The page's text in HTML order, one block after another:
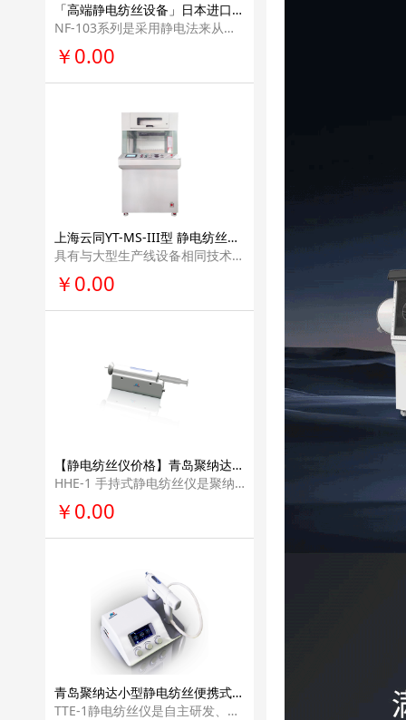
「高端静电纺丝设备」日本进口MECC纳米静电纺丝机NF-103高端高校纳米纤维静电纺丝科研单位实验室设备
NF-103系列是采用静电法来从事纳米纤维纺织的高端机型。 可升级，并具有世界 上最先进纳米纤维纺丝技术的设备。
￥0.00
上海云同YT-MS-III型 静电纺丝实验室设备纳米纤维科研单位实验室设备仪器
具有与大型生产线设备相同技术的螺旋无针纺纳米 纤维发生系统。该设备采用两个螺杆作为纺丝电极进行纺丝，可方便快捷的调节两个纺 丝电极的间距，以及与接收极的间距。
￥0.00
【静电纺丝仪价格】青岛聚纳达纳手持式纳米纤维静电纺丝仪画个小型便携型教学科普学校科研医疗多功能实验室电纺丝设备HHE-1
HHE-1 手持式静电纺丝仪是聚纳达科技有限公司研发制作，专用于实验室的便携手持 装置，其大小等同于手机，小巧轻便，方便携带，可用于静电纺丝前期实验、课堂演示 或学生创新性试验，还可应用于伤口敷料制备，能及时对伤口进行保护。
￥0.00
青岛聚纳达小型静电纺丝便携式轻型纳米纤维仪器学校教学用医疗美容科研单位实验室电纺丝设备TTE-1
TTE-1静电纺丝仪是自主研发、生产的实验设备，主要用于科研领域实现静电纺丝制 备微纳米纤维。设备具有很好的便携性、整体性、可控性，同时加入了静电安全防 护、人体工程学等设计，在使用过程中具有安全、高效、灵活等特点。